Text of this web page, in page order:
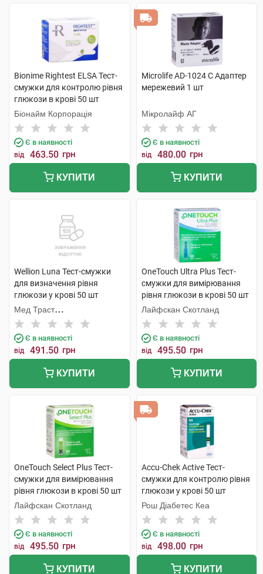
Bionime Rightest ELSA Тест-
смужки для контролю рівня
глюкози в крові 50 шт
Біонайм Корпорація
Є в наявності
від 463.50 грн
КУПИТИ
Microlife AD-1024 C Адаптер
мережевий 1 шт
Мікролайф AГ
Є в наявності
від 480.00 грн
КУПИТИ
Wellion Luna Тест-смужки
для визначення рівня
глюкози у крові 50 шт
Мед Траст
Хандельсгезельшафт
Є в наявності
від 491.50 грн
КУПИТИ
OneTouch Ultra Plus Тест-
смужки для вимірювання
рівня глюкози в крові 50 шт
Лайфскан Скотланд
Є в наявності
від 495.50 грн
КУПИТИ
OneTouch Select Plus Тест-
смужки для вимірювання
рівня глюкози в крові 50 шт
Лайфскан Скотланд
Є в наявності
від 495.50 грн
КУПИТИ
Accu-Chek Active Тест-
смужки для контролю рівня
глюкози у крові 50 шт
Рош Діабетес Кеа
Є в наявності
від 498.00 грн
КУПИТИ